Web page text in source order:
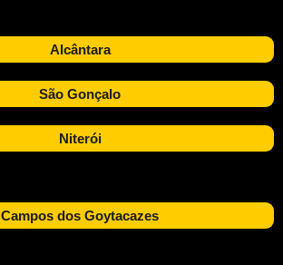
Alcântara
São Gonçalo
Niterói
Campos dos Goytacazes